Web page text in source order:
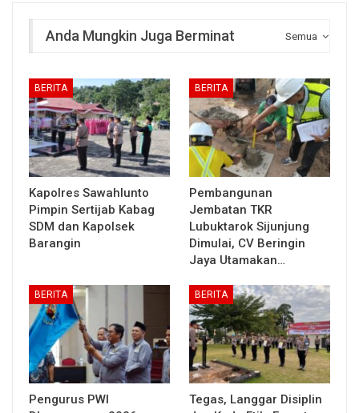
Semua
Anda Mungkin Juga Berminat
BERITA
Kapolres Sawahlunto
Pimpin Sertijab Kabag
SDM dan Kapolsek
Barangin
BERITA
Pembangunan
Jembatan TKR
Lubuktarok Sijunjung
Dimulai, CV Beringin
Jaya Utamakan…
BERITA
Pengurus PWI
BERITA
Tegas, Langgar Disiplin